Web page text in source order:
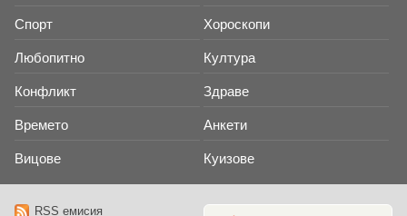
Спорт Хороскопи
Любопитно Култура
Конфликт Здраве
Времето Анкети
Вицове Куизове
RSS емисия